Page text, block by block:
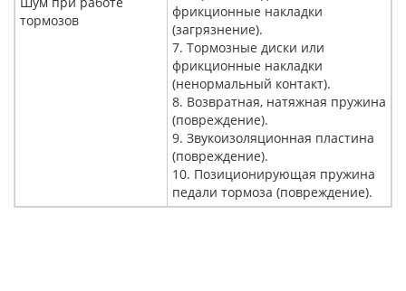
тормозов
фрикционные накладки
(загрязнение).
7. Тормозные диски или
фрикционные накладки
(ненормальный контакт).
8. Возвратная, натяжная пружина
(повреждение).
9. Звукоизоляционная пластина
(повреждение).
10. Позиционирующая пружина
педали тормоза (повреждение).